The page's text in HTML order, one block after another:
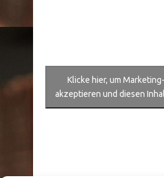
Klicke hier, um
akzeptieren und diesen